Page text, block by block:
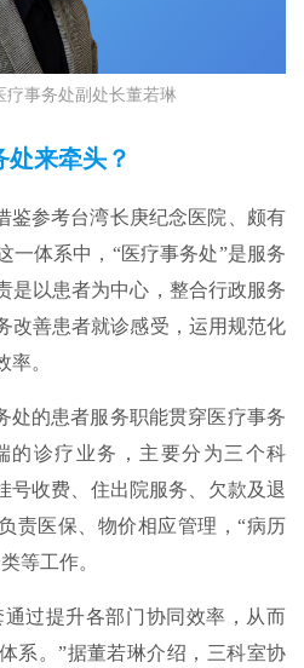
疗事务处副处长董若琳
处来牵头？
鉴参考台湾长庚纪念医院、颇有
一体系中，“医疗事务处”是服务
是以患者为中心，整合行政服务
改善患者就诊感受，运用规范化
。
处的患者服务职能贯穿医疗事务
的诊疗业务，主要分为三个科
号收费、住出院服务、欠款及退
责医保、物价相应管理，“病历
等工作。
过提升各部门协同效率，从而
系。”据董若琳介绍，三科室协